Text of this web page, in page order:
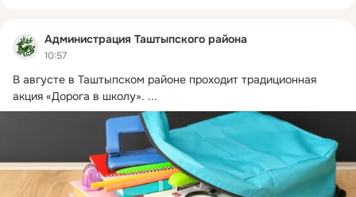
Администрация Таштыпского района
10:57
В августе в Таштыпском районе проходит традиционная
акция «Дорога в школу». ...